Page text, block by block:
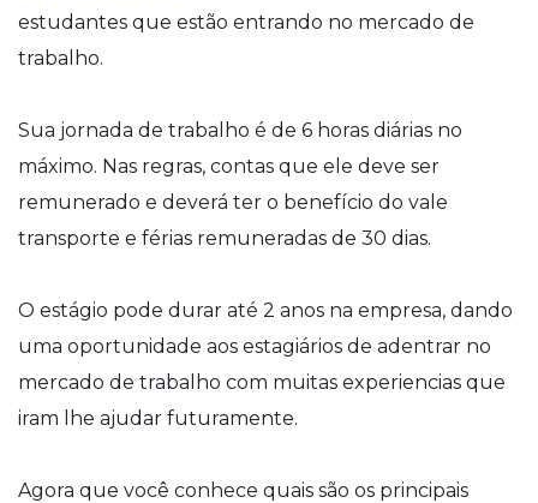
estudantes que estão entrando no mercado de
trabalho.
Sua jornada de trabalho é de 6 horas diárias no
máximo. Nas regras, contas que ele deve ser
remunerado e deverá ter o benefício do vale
transporte e férias remuneradas de 30 dias.
O estágio pode durar até 2 anos na empresa, dando
uma oportunidade aos estagiários de adentrar no
mercado de trabalho com muitas experiencias que
iram lhe ajudar futuramente.
Agora que você conhece quais são os principais